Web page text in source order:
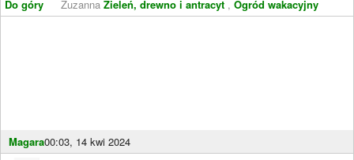
Do góry Zuzanna Zieleń, drewno i antracyt , Ogród wakacyjny
Magara00:03, 14 kwi 2024